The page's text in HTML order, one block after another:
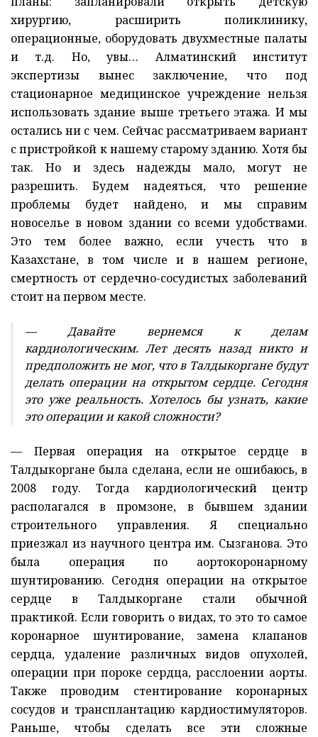
хирургию, расширить поликлинику,
операционные, оборудовать двухместные палаты
и т.д. Но, увы… Алматинский институт
экспертизы вынес заключение, что под
стационарное медицинское учреждение нельзя
использовать здание выше третьего этажа. И мы
остались ни с чем. Сейчас рассматриваем вариант
с пристройкой к нашему старому зданию. Хотя бы
так. Но и здесь надежды мало, могут не
разрешить. Будем надеяться, что решение
проблемы будет найдено, и мы справим
новоселье в новом здании со всеми удобствами.
Это тем более важно, если учесть что в
Казахстане, в том числе и в нашем регионе,
смертность от сердечно-сосудистых заболеваний
стоит на первом месте.
— Давайте вернемся к делам
кардиологическим. Лет десять назад никто и
предположить не мог, что в Талдыкоргане будут
делать операции на открытом сердце. Сегодня
это уже реальность. Хотелось бы узнать, какие
это операции и какой сложности?
— Первая операция на открытое сердце в
Талдыкоргане была сделана, если не ошибаюсь, в
2008 году. Тогда кардиологический центр
располагался в промзоне, в бывшем здании
строительного управления. Я специально
приезжал из научного центра им. Сызганова. Это
была операция по аортокоронарному
шунтированию. Сегодня операции на открытое
сердце в Талдыкоргане стали обычной
практикой. Если говорить о видах, то это то самое
коронарное шунтирование, замена клапанов
сердца, удаление различных видов опухолей,
операции при пороке сердца, расслоении аорты.
Также проводим стентирование коронарных
сосудов и трансплантацию кардиостимуляторов.
Раньше, чтобы сделать все эти сложные